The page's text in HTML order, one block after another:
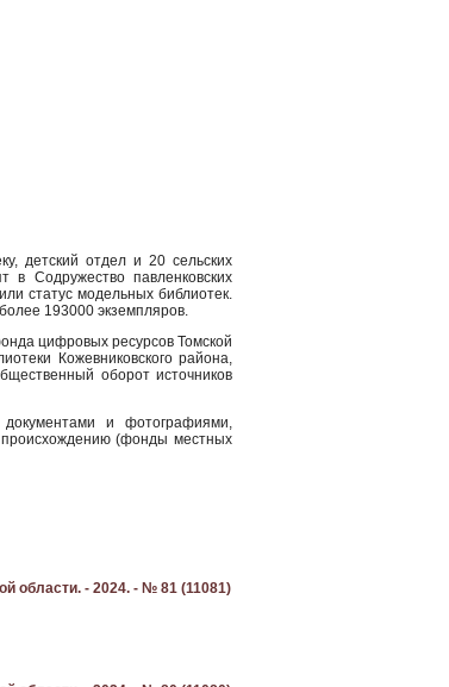
детский отдел и 20 сельских
в Содружество павленковских
статус модельных библиотек.
193000 экземпляров.
цифровых ресурсов Томской
Кожевниковского района,
оборот источников
и фотографиями,
(фонды местных
области. - 2024. - № 81 (11081)